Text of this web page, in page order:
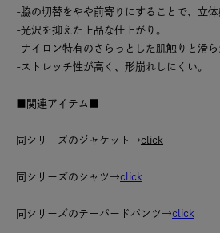
-脇の切替をやや前寄りにすることで、立体
-光沢を抑えた上品な仕上がり。
-ナイロン特有のさらっとした肌触りと滑ら
-ストレッチ性が高く、形崩れしにくい。
■関連アイテム■
同シリーズのジャケット→click
同シリーズのシャツ→click
同シリーズのテーパードパンツ→click